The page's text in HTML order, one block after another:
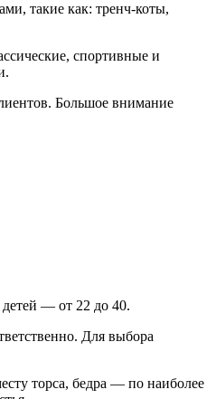
такие как: тренч-коты,
спортивные и
Большое внимание
— от 22 до 40.
Для выбора
торса, бедра — по наиболее